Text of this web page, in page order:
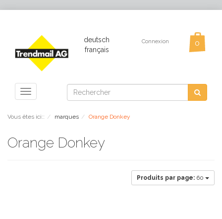
deutsch
français
Connexion
Toggle
navigation
Vous êtes ici:: marques Orange Donkey
Orange Donkey
Produits par page: 60